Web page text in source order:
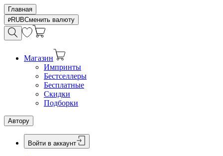
Главная
RUBСменить валюту
Магазин
Импринты
Бестселлеры
Бесплатные
Скидки
Подборки
Автору
Войти в аккаунт